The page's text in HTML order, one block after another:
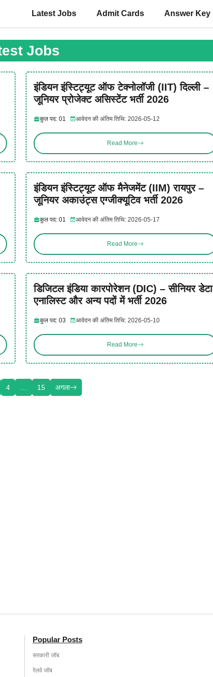
Latest Jobs Admit Cards Answer Key
Jobs
इंडियन इंस्टिट्यूट ऑफ टेक्नोलॉजी (IIT) दिल्ली –
जूनियर प्रोजेक्ट असिस्टेंट भर्ती 2026
कुल पद: 01 आवेदन की अंतिम तिथि: 2026-05-12
Read More
इंडियन इंस्टिट्यूट ऑफ मैनेजमेंट (IIM) रायपुर –
जूनियर अकाउंट्स एग्जीक्यूटिव भर्ती 2026
कुल पद: 01 आवेदन की अंतिम तिथि: 2026-05-17
Read More
डिजिटल इंडिया कारपोरेशन (DIC) – सीनियर डेटा
एनालिस्ट और अन्य पदों में भर्ती 2026
कुल पद: 03 आवेदन की अंतिम तिथि: 2026-05-10
Read More
4 15 अगला
Popular Posts
सरकारी जॉब
रेलवे जॉब